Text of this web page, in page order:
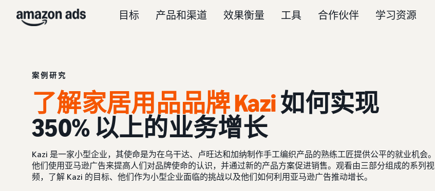
目标 产品和渠道 效果衡量 工具 合作伙伴 学习资源
案例研究
了解家居用品品牌 Kazi如何实现
350% 以上的业务增长
Kazi 是一家小型企业，其使命是为在乌干达、卢旺达和加纳制作手工编织产品的熟练工匠提供公平的就业机会。
他们使用亚马逊广告来提高人们对品牌使命的认识，并通过新的产品方案促进销售。观看由三部分组成的系列视
频，了解 Kazi 的目标、他们作为小型企业面临的挑战以及他们如何利用亚马逊广告推动增长。